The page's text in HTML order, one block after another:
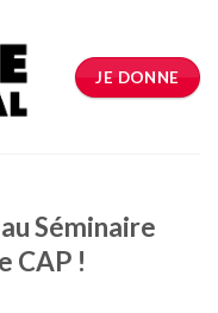
JE DONNE
Séminaire
CAP !